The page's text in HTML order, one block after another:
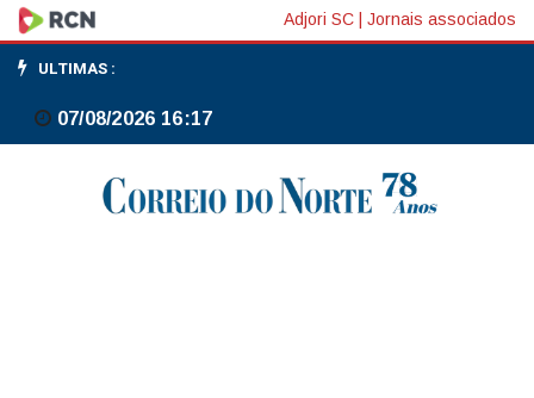
Brasil
e
Índia
firmam
acordo
Adjori SC Jornais associados
ULTIMAS :
07/08/2026 16:17